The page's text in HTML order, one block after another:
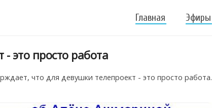
Главная Эфиры
это просто работа
что для девушки телепроект - это просто работа.